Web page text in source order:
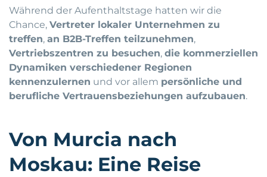
Während der Aufenthaltstage hatten wir die
Chance, Vertreter lokaler Unternehmen zu
treffen, an B2B-Treffen teilzunehmen,
Vertriebszentren zu besuchen, die kommerziellen
Dynamiken verschiedener Regionen
kennenzulernen und vor allem persönliche und
berufliche Vertrauensbeziehungen aufzubauen.
Von Murcia nach
Moskau: Eine Reise